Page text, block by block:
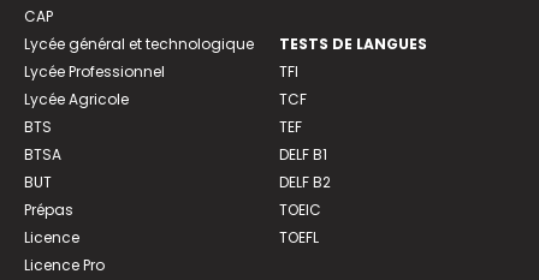
CAP
Lycée général et technologique
Lycée Professionnel
Lycée Agricole
BTS
BTSA
BUT
Prépas
Licence
Licence Pro
TESTS DE LANGUES
TFI
TCF
TEF
DELF B1
DELF B2
TOEIC
TOEFL